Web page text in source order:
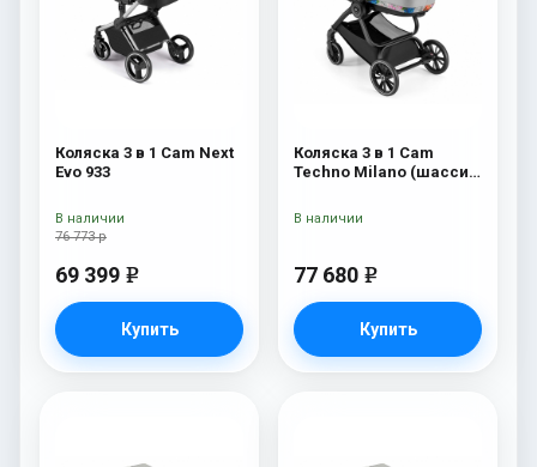
Коляска 3 в 1 Cam Next
Evo 933
76 773 р
69 399 e
Купить
В наличии
Коляска 3 в 1 Cam
Techno Milano (шасси
77 680 e
Купить
В наличии